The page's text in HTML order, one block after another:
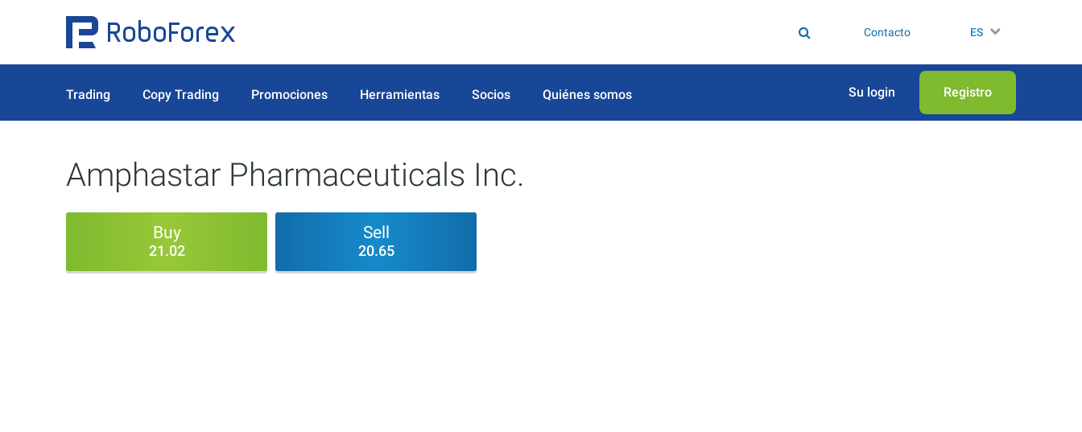
Contacto ES
Trading Copy Trading Promociones Herramientas Socios Quiénes somos Su login Registro
Amphastar Pharmaceuticals Inc.
Buy
21.02
Sell
20.65